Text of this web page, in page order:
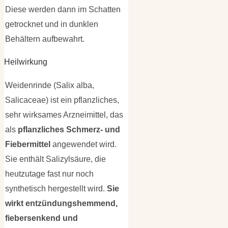
Diese werden dann im Schatten
getrocknet und in dunklen
Behältern aufbewahrt.
Heilwirkung
Weidenrinde (Salix alba,
Salicaceae) ist ein pflanzliches,
sehr wirksames Arzneimittel, das
als pflanzliches Schmerz- und
Fiebermittel angewendet wird.
Sie enthält Salizylsäure, die
heutzutage fast nur noch
synthetisch hergestellt wird. Sie
wirkt entzündungshemmend,
fiebersenkend und